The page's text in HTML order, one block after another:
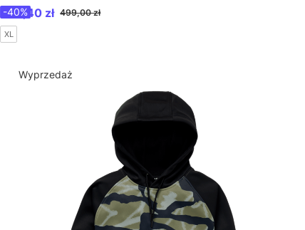
Cena promocyjna
299,40 zł 499,00 zł
-40%
XL
Wyprzedaż